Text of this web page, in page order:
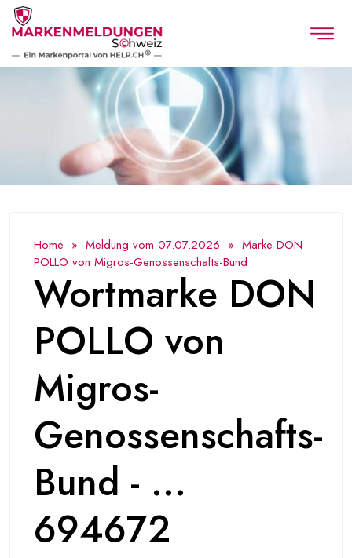
Home » Meldung vom 07.07.2026 » Marke DON
POLLO von Migros-Genossenschafts-Bund
Wortmarke DON
POLLO von
Migros-
Genossenschafts-
Bund - ...
694672